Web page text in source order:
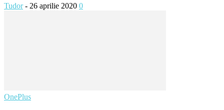
Tudor - 26 aprilie 2020 0
OnePlus